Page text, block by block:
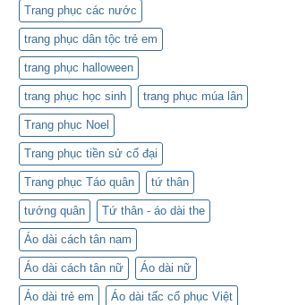
Trang phục các nước
trang phục dân tộc trẻ em
trang phục halloween
trang phục học sinh trang phục múa lân
Trang phục Noel
Trang phục tiền sử cổ đại
Trang phục Táo quân tứ thân
tướng quân Tứ thân - áo dài the
Áo dài cách tân nam
Áo dài cách tân nữ Áo dài nữ
Áo dài trẻ em Áo dài tấc cổ phục Việt